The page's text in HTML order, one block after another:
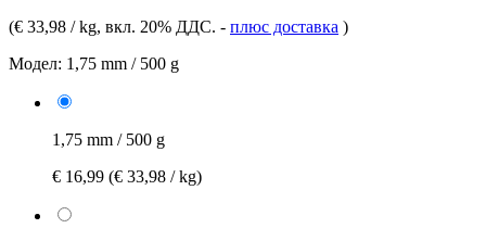
(€ 33,98 / kg, вкл. 20% ДДС. - плюс доставка )
Модел: 1,75 mm / 500 g
1,75 mm / 500 g
€ 16,99 (€ 33,98 / kg)